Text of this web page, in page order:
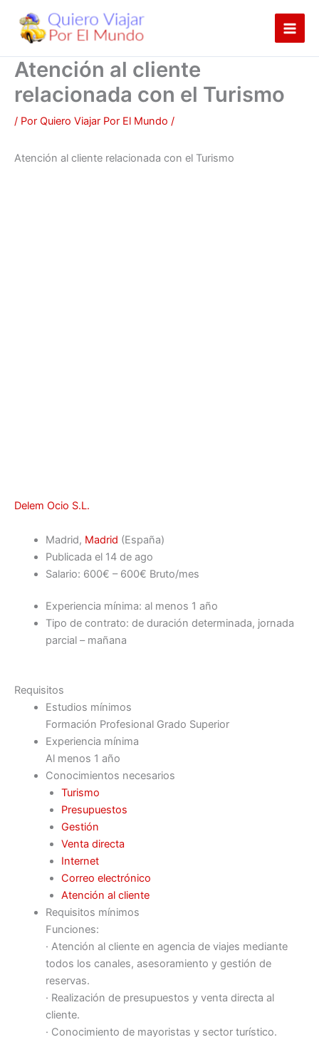
contenido
Atención al cliente
relacionada con el Turismo
/ Por Quiero Viajar Por El Mundo /
Atención al cliente relacionada con el Turismo
Delem Ocio S.L.
Madrid, Madrid (España)
Publicada el 14 de ago
Salario: 600€ – 600€ Bruto/mes
Experiencia mínima: al menos 1 año
Tipo de contrato: de duración determinada, jornada
parcial – mañana
Requisitos
Estudios mínimos
Formación Profesional Grado Superior
Experiencia mínima
Al menos 1 año
Conocimientos necesarios
Turismo
Presupuestos
Gestión
Venta directa
Internet
Correo electrónico
Atención al cliente
Requisitos mínimos
Funciones:
· Atención al cliente en agencia de viajes mediante
todos los canales, asesoramiento y gestión de
reservas.
· Realización de presupuestos y venta directa al
cliente.
· Conocimiento de mayoristas y sector turístico.